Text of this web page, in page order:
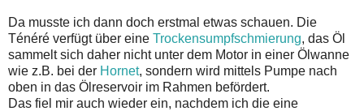
Da musste ich dann doch erstmal etwas schauen. Die
Ténéré verfügt über eine Trockensumpfschmierung, das Öl
sammelt sich daher nicht unter dem Motor in einer Ölwanne
wie z.B. bei der Hornet, sondern wird mittels Pumpe nach
oben in das Ölreservoir im Rahmen befördert.
Das fiel mir auch wieder ein, nachdem ich die eine